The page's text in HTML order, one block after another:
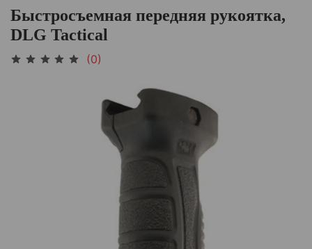
Быстросъемная передняя рукоятка,
DLG Tactical
(0)